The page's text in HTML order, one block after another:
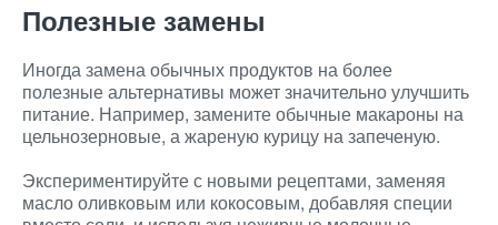
Полезные замены
Иногда замена обычных продуктов на более
полезные альтернативы может значительно улучшить
питание. Например, замените обычные макароны на
цельнозерновые, а жареную курицу на запеченую.
Экспериментируйте с новыми рецептами, заменяя
масло оливковым или кокосовым, добавляя специи